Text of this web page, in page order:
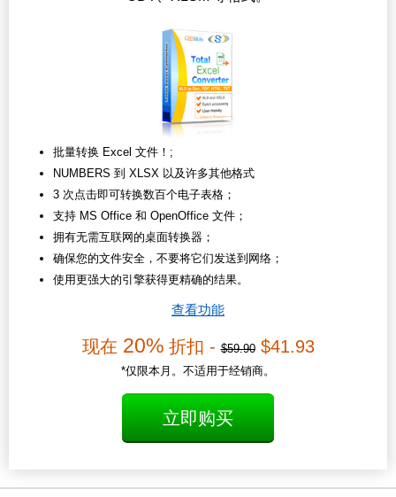
批量转换 Excel 文件！;
NUMBERS 到 XLSX 以及许多其他格式
3 次点击即可转换数百个电子表格；
支持 MS Office 和 OpenOffice 文件；
拥有无需互联网的桌面转换器；
确保您的文件安全，不要将它们发送到网络；
使用更强大的引擎获得更精确的结果。
查看功能
现在 20%折扣 -$59.90$41.93
*仅限本月。不适用于经销商。
立即购买